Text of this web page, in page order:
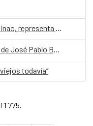
"La nieta del brujo", de Graciela Huinao, representa a Chile en la quinta edición de Cuentos en Red
“Agonía (Testimonio de un árbol)", de José Pablo Bejarano, representa a Guatemala en la quinta edición de Cuentos en Red
todavía”
775.